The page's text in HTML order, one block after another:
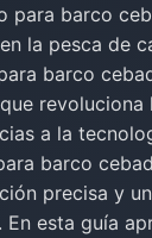
para barco
la pesca de
barco
revoluciona
a la
barco
precisa y
esta guía